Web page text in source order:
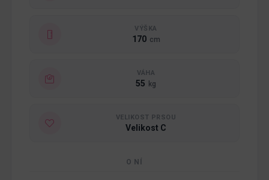
VÝŠKA
170 cm
VÁHA
55 kg
VELIKOST PRSOU
Velikost C
O NÍ